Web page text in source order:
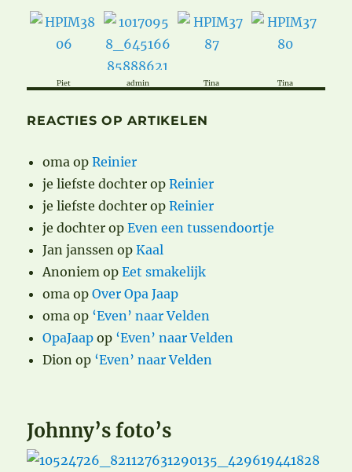
Piet admin Tina Tina
REACTIES OP ARTIKELEN
oma opReinier
je liefste dochter opReinier
je liefste dochter opReinier
je dochter opEven een tussendoortje
Jan janssen opKaal
Anoniem opEet smakelijk
oma opOver Opa Jaap
oma op ‘Even’ naar Velden
OpaJaap op ‘Even’ naar Velden
Dion op ‘Even’ naar Velden
Johnny’s foto’s